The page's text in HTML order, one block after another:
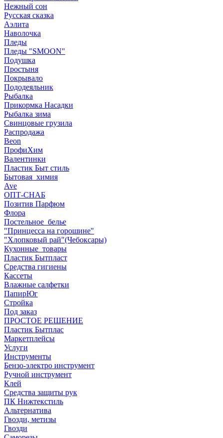
Нежный сон
Русская сказка
Аэлита
Наволочка
Пледы
Пледы "SMOON"
Подушка
Простыня
Покрывало
Пододеяльник
Рыбалка
Прикормка Насадки
Рыбалка зима
Свинцовые грузила
Распродажа
Beon
ПрофиХим
Валентинки
Пластик Быт стиль
Бытовая_химия
Ave
ОПТ-СНАБ
Позитив Парфюм
Флора
Постельное_белье
"Принцесса на горошине"
"Хлопковый рай"(Чебоксары)
Кухонные_товары
Пластик Бытпласт
Средства гигиены
Кассеты
Влажные салфетки
ПапирЮг
Стройка
Под заказ
ПРОСТОЕ РЕШЕНИЕ
Пластик Бытплас
Маркетплейсы
Услуги
Инструменты
Бензо-электро инструмент
Ручной инструмент
Клей
Средства защиты рук
ПК Нижтекстиль
Альтернатива
Гвозди, метизы
Гвозди